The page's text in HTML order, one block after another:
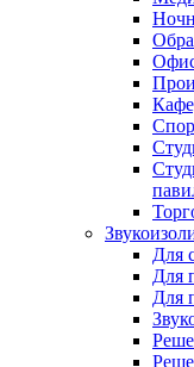
Для
Для
Для